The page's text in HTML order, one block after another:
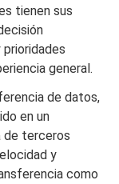
tienen sus
general.
de datos,
en un
de terceros
y
como